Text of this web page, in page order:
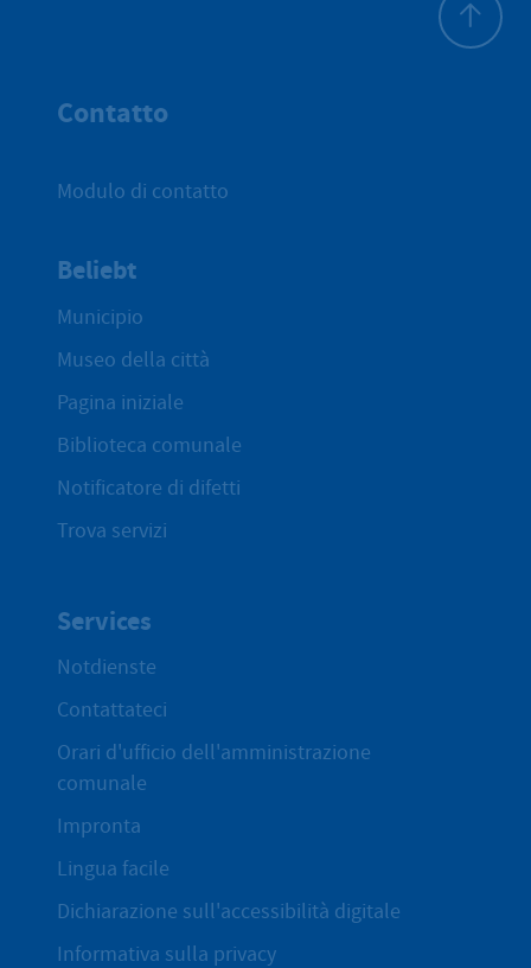
Contatto
Modulo di contatto
Beliebt
Municipio
Museo della città
Pagina iniziale
Biblioteca comunale
Notificatore di difetti
Trova servizi
Services
Notdienste
Contattateci
Orari d'ufficio dell'amministrazione
comunale
Impronta
Lingua facile
Dichiarazione sull'accessibilità digitale
Informativa sulla privacy